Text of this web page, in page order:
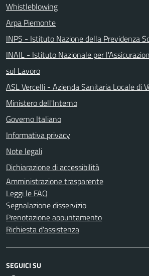
Whistleblowing
Arpa Piemonte
INPS - Istituto Nazione della Previdenza
INAIL - Istituto Nazionale per
sul Lavoro
ASL Vercelli - Azienda Sanitaria Locale di
Ministero dell'Interno
Governo Italiano
Informativa privacy
Note legali
Dichiarazione di accessibilità
Amministrazione trasparente
Leggi le FAQ
Segnalazione disservizio
Prenotazione appuntamento
Richiesta d'assistenza
SEGUICI SU